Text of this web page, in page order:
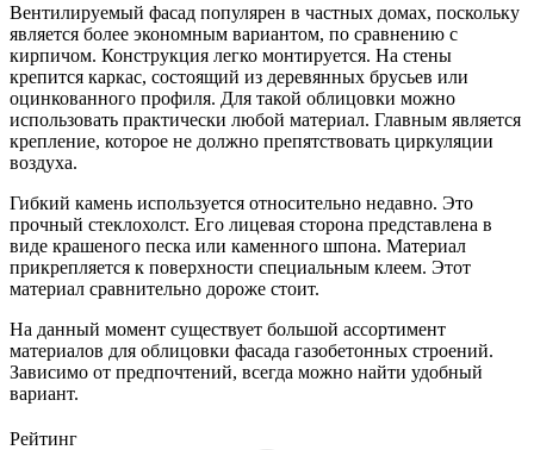
Вентилируемый фасад популярен в частных домах, поскольку
является более экономным вариантом, по сравнению с
кирпичом. Конструкция легко монтируется. На стены
крепится каркас, состоящий из деревянных брусьев или
оцинкованного профиля. Для такой облицовки можно
использовать практически любой материал. Главным является
крепление, которое не должно препятствовать циркуляции
воздуха.
Гибкий камень используется относительно недавно. Это
прочный стеклохолст. Его лицевая сторона представлена в
виде крашеного песка или каменного шпона. Материал
прикрепляется к поверхности специальным клеем. Этот
материал сравнительно дороже стоит.
На данный момент существует большой ассортимент
материалов для облицовки фасада газобетонных строений.
Зависимо от предпочтений, всегда можно найти удобный
вариант.
Рейтинг